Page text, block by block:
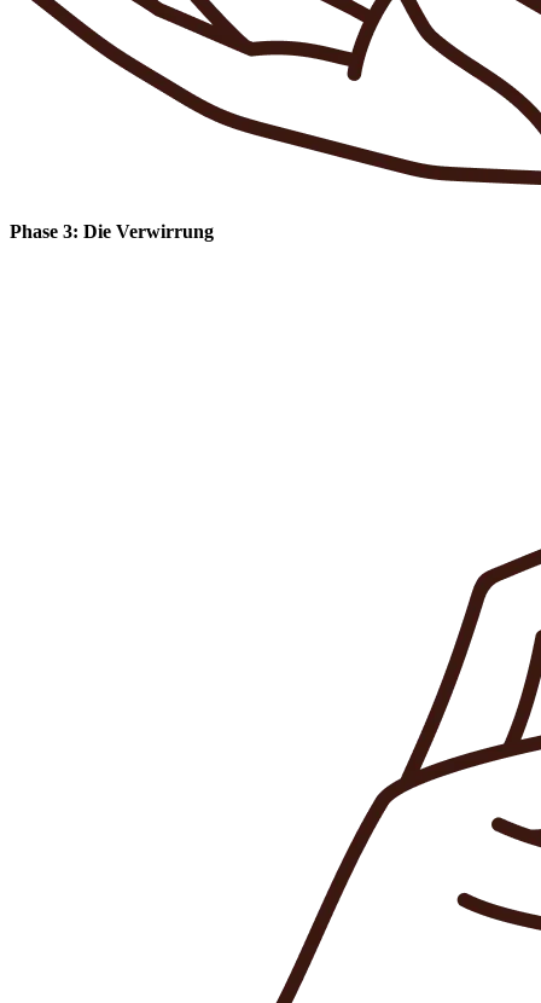
Phase 3: Die Verwirrung